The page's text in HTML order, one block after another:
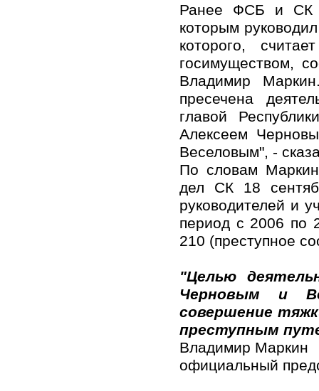
Ранее ФСБ и СК
которым
которого,
госимуществом,
Владимир
пресечена
главой
Алексеем
Веселовым", -
По словам
дел СК 18
руководителей и
период с 2006 по
210 (преступное
"Целью
Черновым и
совершение
преступным
Владимир Маркин
официальный